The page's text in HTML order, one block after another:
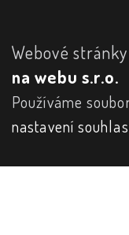
Webové
na webu s.r.o.
Používáme
nastavení